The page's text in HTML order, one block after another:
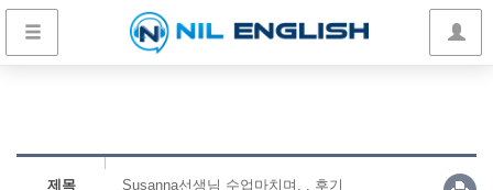
제목 Susanna선생님 수업마치며. . 후기